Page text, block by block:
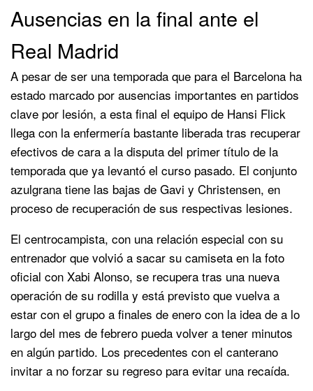
Ausencias en la final ante el
Real Madrid
A pesar de ser una temporada que para el Barcelona ha
estado marcado por ausencias importantes en partidos
clave por lesión, a esta final el equipo de Hansi Flick
llega con la enfermería bastante liberada tras recuperar
efectivos de cara a la disputa del primer título de la
temporada que ya levantó el curso pasado. El conjunto
azulgrana tiene las bajas de Gavi y Christensen, en
proceso de recuperación de sus respectivas lesiones.
El centrocampista, con una relación especial con su
entrenador que volvió a sacar su camiseta en la foto
oficial con Xabi Alonso, se recupera tras una nueva
operación de su rodilla y está previsto que vuelva a
estar con el grupo a finales de enero con la idea de a lo
largo del mes de febrero pueda volver a tener minutos
en algún partido. Los precedentes con el canterano
invitar a no forzar su regreso para evitar una recaída.